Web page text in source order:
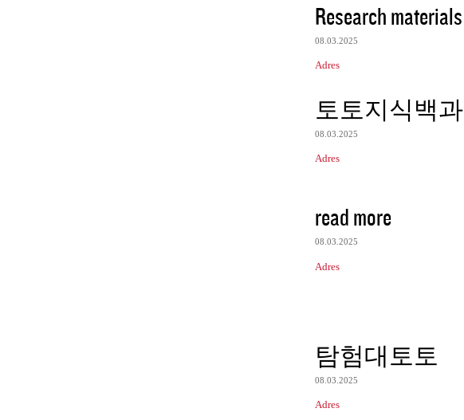
Research materials
08.03.2025
Adres
토토지식백과
08.03.2025
Adres
read more
08.03.2025
Adres
탐험대토토
08.03.2025
Adres